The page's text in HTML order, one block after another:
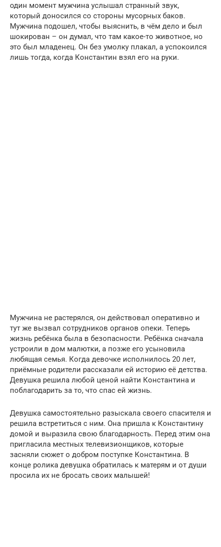
один момент мужчина услышал странный звук,
который доносился со стороны мусорных баков.
Мужчина подошел, чтобы выяснить, в чём дело и был
шокирован – он думал, что там какое-то животное, но
это был младенец. Он без умолку плакал, а успокоился
лишь тогда, когда Константин взял его на руки.
Мужчина не растерялся, он действовал оперативно и
тут же вызвал сотрудников органов опеки. Теперь
жизнь ребёнка была в безопасности. Ребёнка сначала
устроили в дом малютки, а позже его усыновила
любящая семья. Когда девочке исполнилось 20 лет,
приёмные родители рассказали ей историю её детства.
Девушка решила любой ценой найти Константина и
поблагодарить за то, что спас ей жизнь.
Девушка самостоятельно разыскала своего спасителя и
решила встретиться с ним. Она пришла к Константину
домой и выразила свою благодарность. Перед этим она
пригласила местных телевизионщиков, которые
засняли сюжет о добром поступке Константина. В
конце ролика девушка обратилась к матерям и от души
просила их не бросать своих малышей!